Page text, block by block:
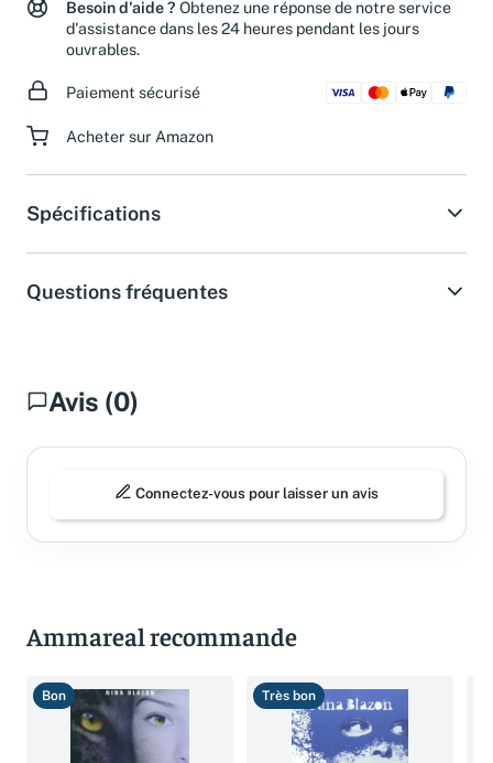
Besoin d'aide ? Obtenez une réponse de notre service
d'assistance dans les 24 heures pendant les jours
ouvrables.
Paiement sécurisé
Acheter sur Amazon
Spécifications
Questions fréquentes
Avis (0)
Connectez-vous pour laisser un avis
Ammareal recommande
Bon Très bon